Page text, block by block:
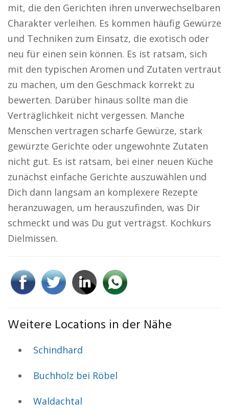
mit, die den Gerichten ihren unverwechselbaren
Charakter verleihen. Es kommen häufig Gewürze
und Techniken zum Einsatz, die exotisch oder
neu für einen sein können. Es ist ratsam, sich
mit den typischen Aromen und Zutaten vertraut
zu machen, um den Geschmack korrekt zu
bewerten. Darüber hinaus sollte man die
Verträglichkeit nicht vergessen. Manche
Menschen vertragen scharfe Gewürze, stark
gewürzte Gerichte oder ungewohnte Zutaten
nicht gut. Es ist ratsam, bei einer neuen Küche
zunächst einfache Gerichte auszuwählen und
Dich dann langsam an komplexere Rezepte
heranzuwagen, um herauszufinden, was Dir
schmeckt und was Du gut verträgst. Kochkurs
Dielmissen.
Weitere Locations in der Nähe
Schindhard
Buchholz bei Röbel
Waldachtal